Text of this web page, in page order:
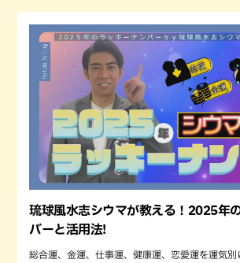
琉球風水志シウマが教える！2025年
バーと活用法!
総合運、金運、仕事運、健康運、恋愛運を運気別